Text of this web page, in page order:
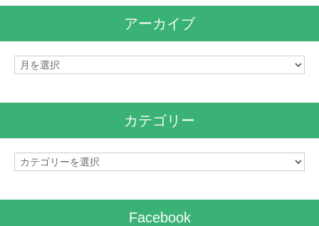
アーカイブ
ア
カテゴリー
カ
Facebook